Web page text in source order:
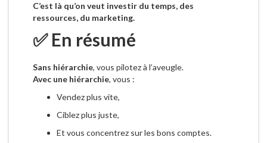
C’est là qu’on veut investir du temps, des
ressources, du marketing.
✅ En résumé
Sans hiérarchie, vous pilotez à l’aveugle.
Avec une hiérarchie, vous :
Vendez plus vite,
Ciblez plus juste,
Et vous concentrez sur les bons comptes.